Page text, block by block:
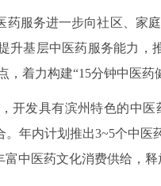
服务进一步向社区、家
基层中医药服务能力，
着力构建“15分钟中医药
开发具有滨州特色的中
年内计划推出3~5个中医
中医药文化消费供给，释